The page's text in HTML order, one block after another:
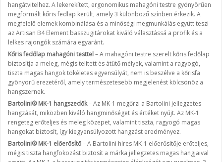
hangátvitelhez. A lekerekített, ergonomikus mahagóni testre gyönyörűen
megformált kőris fedlap került, amely 3 különböző színben érkezik. A
megfelelő elemek kombinálása és a minőségi megmunkálás együtt teszi
az Artisan B4 Element basszugitárokat kiváló választássá a profik és a
lelkes rajongók számára egyaránt.
Kőris fedőlap mahagóni testtel– A mahagóni testre szerelt kőris fedőlap
biztosítja a meleg, mégis telített és átütő mélyek, valamint a ragyogó,
tiszta magas hangok tökéletes egyensúlyát, nem is beszélve a kőrisfa
gyönyörű erezetéről, amely természetesebb megjelenést kölcsönöz a
hangszernek.
Bartolini® MK-1 hangszedők– Az MK-1 megőrzi a Bartolini jellegzetes
hangzását, miközben kiváló hangminőséget és értéket nyújt. Az MK-1
rengeteg erőteljes és meleg közepet, valamint tiszta, ragyogó magas
hangokat biztosít, így kiegyensúlyozott hangzást eredményez.
Bartolini® MK-1 előerősítő– A Bartolini híres MK-1 előerősítője erőteljes,
mégis tiszta hangfokozást biztosít a márka jellegzetes magas hangjaival